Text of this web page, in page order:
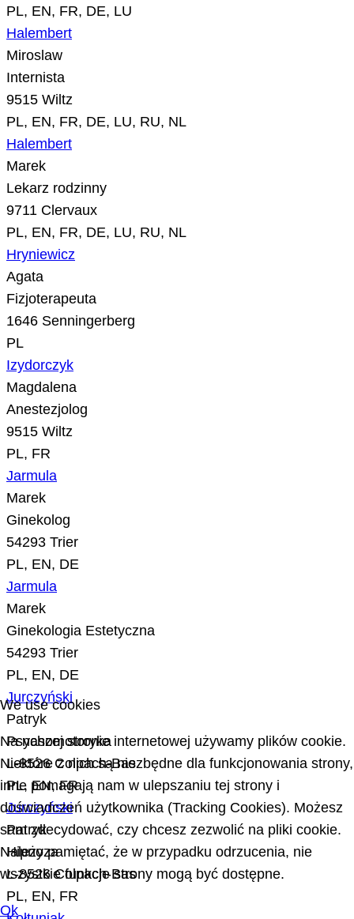
PL, EN, FR, DE, LU
Halembert
Miroslaw
Internista
9515 Wiltz
PL, EN, FR, DE, LU, RU, NL
Halembert
Marek
Lekarz rodzinny
9711 Clervaux
PL, EN, FR, DE, LU, RU, NL
Hryniewicz
Agata
Fizjoterapeuta
1646 Senningerberg
PL
Izydorczyk
Magdalena
Anestezjolog
9515 Wiltz
PL, FR
Jarmula
Marek
Ginekolog
54293 Trier
PL, EN, DE
Jarmula
Marek
Ginekologia Estetyczna
54293 Trier
PL, EN, DE
Jurczyński
Patryk
Psychomotoryka
L-8526 Colpach-Bas
PL, EN, FR
Jurczyński
Patryk
Hipnoza
L-8526 Colpach-Bas
PL, EN, FR
We use cookies
Na naszej stronie internetowej używamy plików cookie.
Niektóre z nich są niezbędne dla funkcjonowania strony,
inne pomagają nam w ulepszaniu tej strony i
doświadczeń użytkownika (Tracking Cookies). Możesz
sam zdecydować, czy chcesz zezwolić na pliki cookie.
Należy pamiętać, że w przypadku odrzucenia, nie
wszystkie funkcje strony mogą być dostępne.
Ok